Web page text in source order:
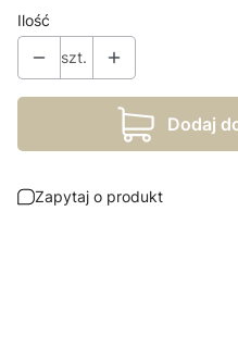
Ilość
szt.
Dodaj
Zapytaj o produkt